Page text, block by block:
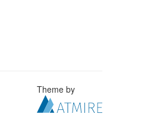
Theme by